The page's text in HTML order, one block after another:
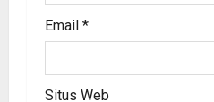
Email *
Situs Web